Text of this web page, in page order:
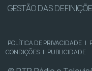
GESTÃO DAS
POLÍTICA DE PRIVACIDADE |
CONDIÇÕES | PUBLICIDADE